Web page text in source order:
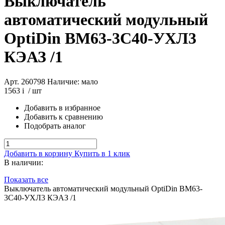
автоматический модульный
OptiDin BM63-3C40-УХЛ3
КЭАЗ /1
Арт. 260798 Наличие: мало
1563 i / шт
Добавить в избранное
Добавить к сравнению
Подобрать аналог
Добавить в корзину Купить в 1 клик
В наличии:
Показать все
Выключатель автоматический модульный OptiDin BM63-
3C40-УХЛ3 КЭАЗ /1